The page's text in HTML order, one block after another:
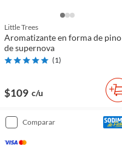
Little Trees
Aromatizante en forma de pino
de supernova
(1)
$109 c/u
comparar